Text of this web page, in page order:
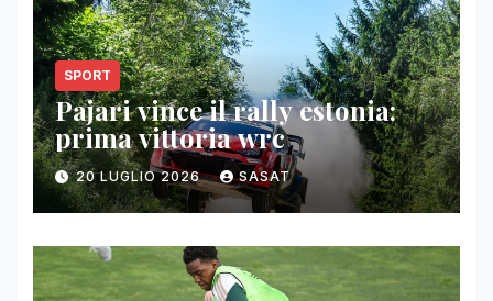
SPORT
Pajari vince il rally estonia:
prima vittoria wrc
20 LUGLIO 2026 SASAT